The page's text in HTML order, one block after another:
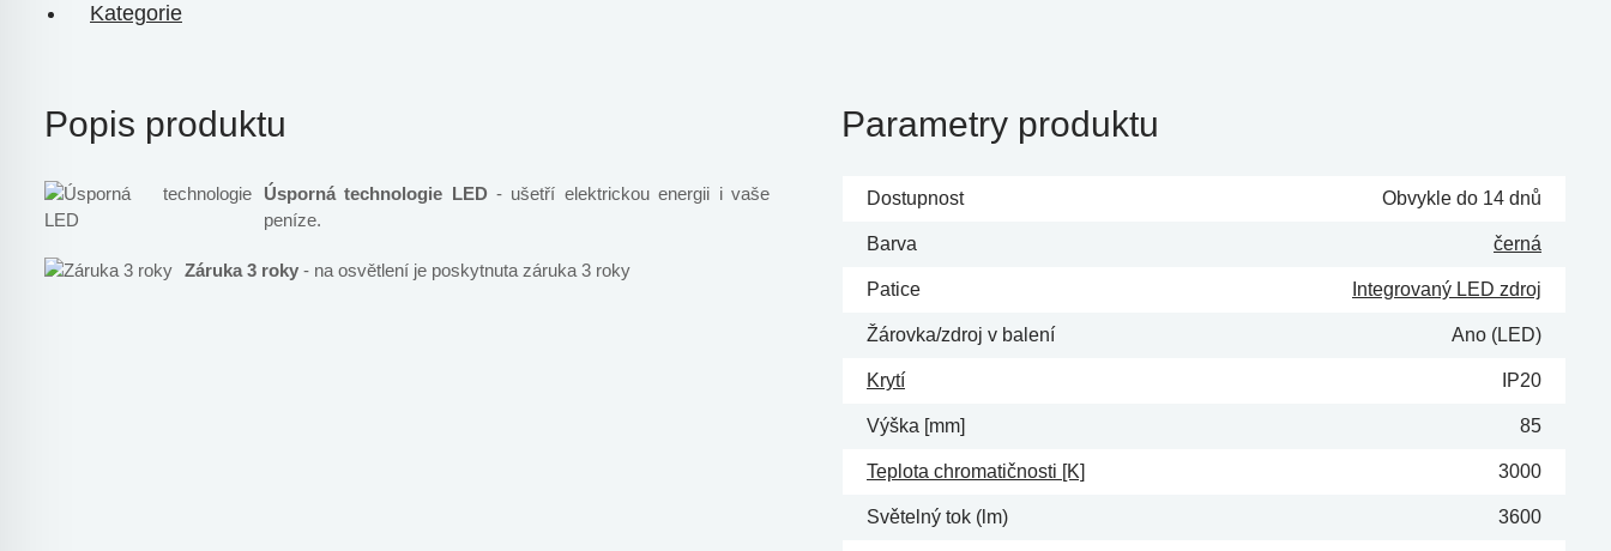
Kategorie
Popis produktu
Úsporná technologie LED- ušetří elektrickou energii i vaše
peníze.
Záruka 3 roky - na osvětlení je poskytnuta záruka 3 roky
Parametry produktu
Dostupnost Obvykle do 14 dnů
Barva černá
Patice Integrovaný LED zdroj
Žárovka/zdroj v balení Ano (LED)
Krytí IP20
Výška [mm] 85
Teplota chromatičnosti [K] 3000
Světelný tok (lm) 3600